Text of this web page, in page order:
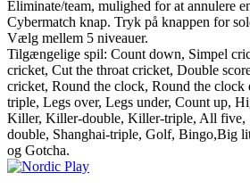
Eliminate/team, mulighed for at annulere
Cybermatch knap. Tryk på knappen for
Vælg mellem 5 niveauer.
Tilgængelige spil: Count down, Simpel
cricket, Cut the throat cricket, Double
cricket, Round the clock, Round the clock
triple, Legs over, Legs under, Count up,
Killer, Killer-double, Killer-triple, All five,
double, Shanghai-triple, Golf, Bingo,Big
og Gotcha.